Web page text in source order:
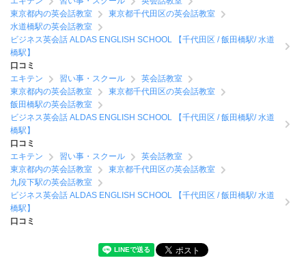
東京都内の英会話教室
東京都千代田区の英会話教室
水道橋駅の英会話教室
ビジネス英会話 ALDAS ENGLISH SCHOOL 【千代田区 / 飯田橋駅/ 水道
橋駅】
口コミ
エキテン
習い事・スクール
英会話教室
東京都内の英会話教室
東京都千代田区の英会話教室
飯田橋駅の英会話教室
ビジネス英会話 ALDAS ENGLISH SCHOOL 【千代田区 / 飯田橋駅/ 水道
橋駅】
口コミ
エキテン
習い事・スクール
英会話教室
東京都内の英会話教室
東京都千代田区の英会話教室
九段下駅の英会話教室
ビジネス英会話 ALDAS ENGLISH SCHOOL 【千代田区 / 飯田橋駅/ 水道
橋駅】
口コミ